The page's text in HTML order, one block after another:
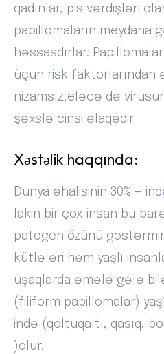
qadınlar, pis vərdişləri
papillomaların meydana
həssasdırlar.
üçün risk faktorlarından
nizamsız,eləcə də virusun
şəxslə cinsi əlaqədir
Xəstəlik haqqında:
Dünya əhalisinin 30% —
lakin bir çox insan bu
patogen özünü
kütlələri həm yaşlı
uşaqlarda əmələ gələ
(filiform papillomalar)
ində (qoltuqaltı, qasıq,
)olur.